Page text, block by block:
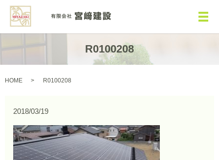
メ
R0100208
HOME R0100208
2018/03/19